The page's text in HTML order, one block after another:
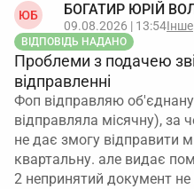
ЮБ БОГАТИР ЮРІЙ
09.08.2026 | 13:54Інше
ВІДПОВІДЬ НАДАНО
Проблеми з подачею
відправленні
Фоп відправляю об'єднану
відправляла місячну), за
не дає змогу відправити
квартальну. але видає
2 непринятий документ